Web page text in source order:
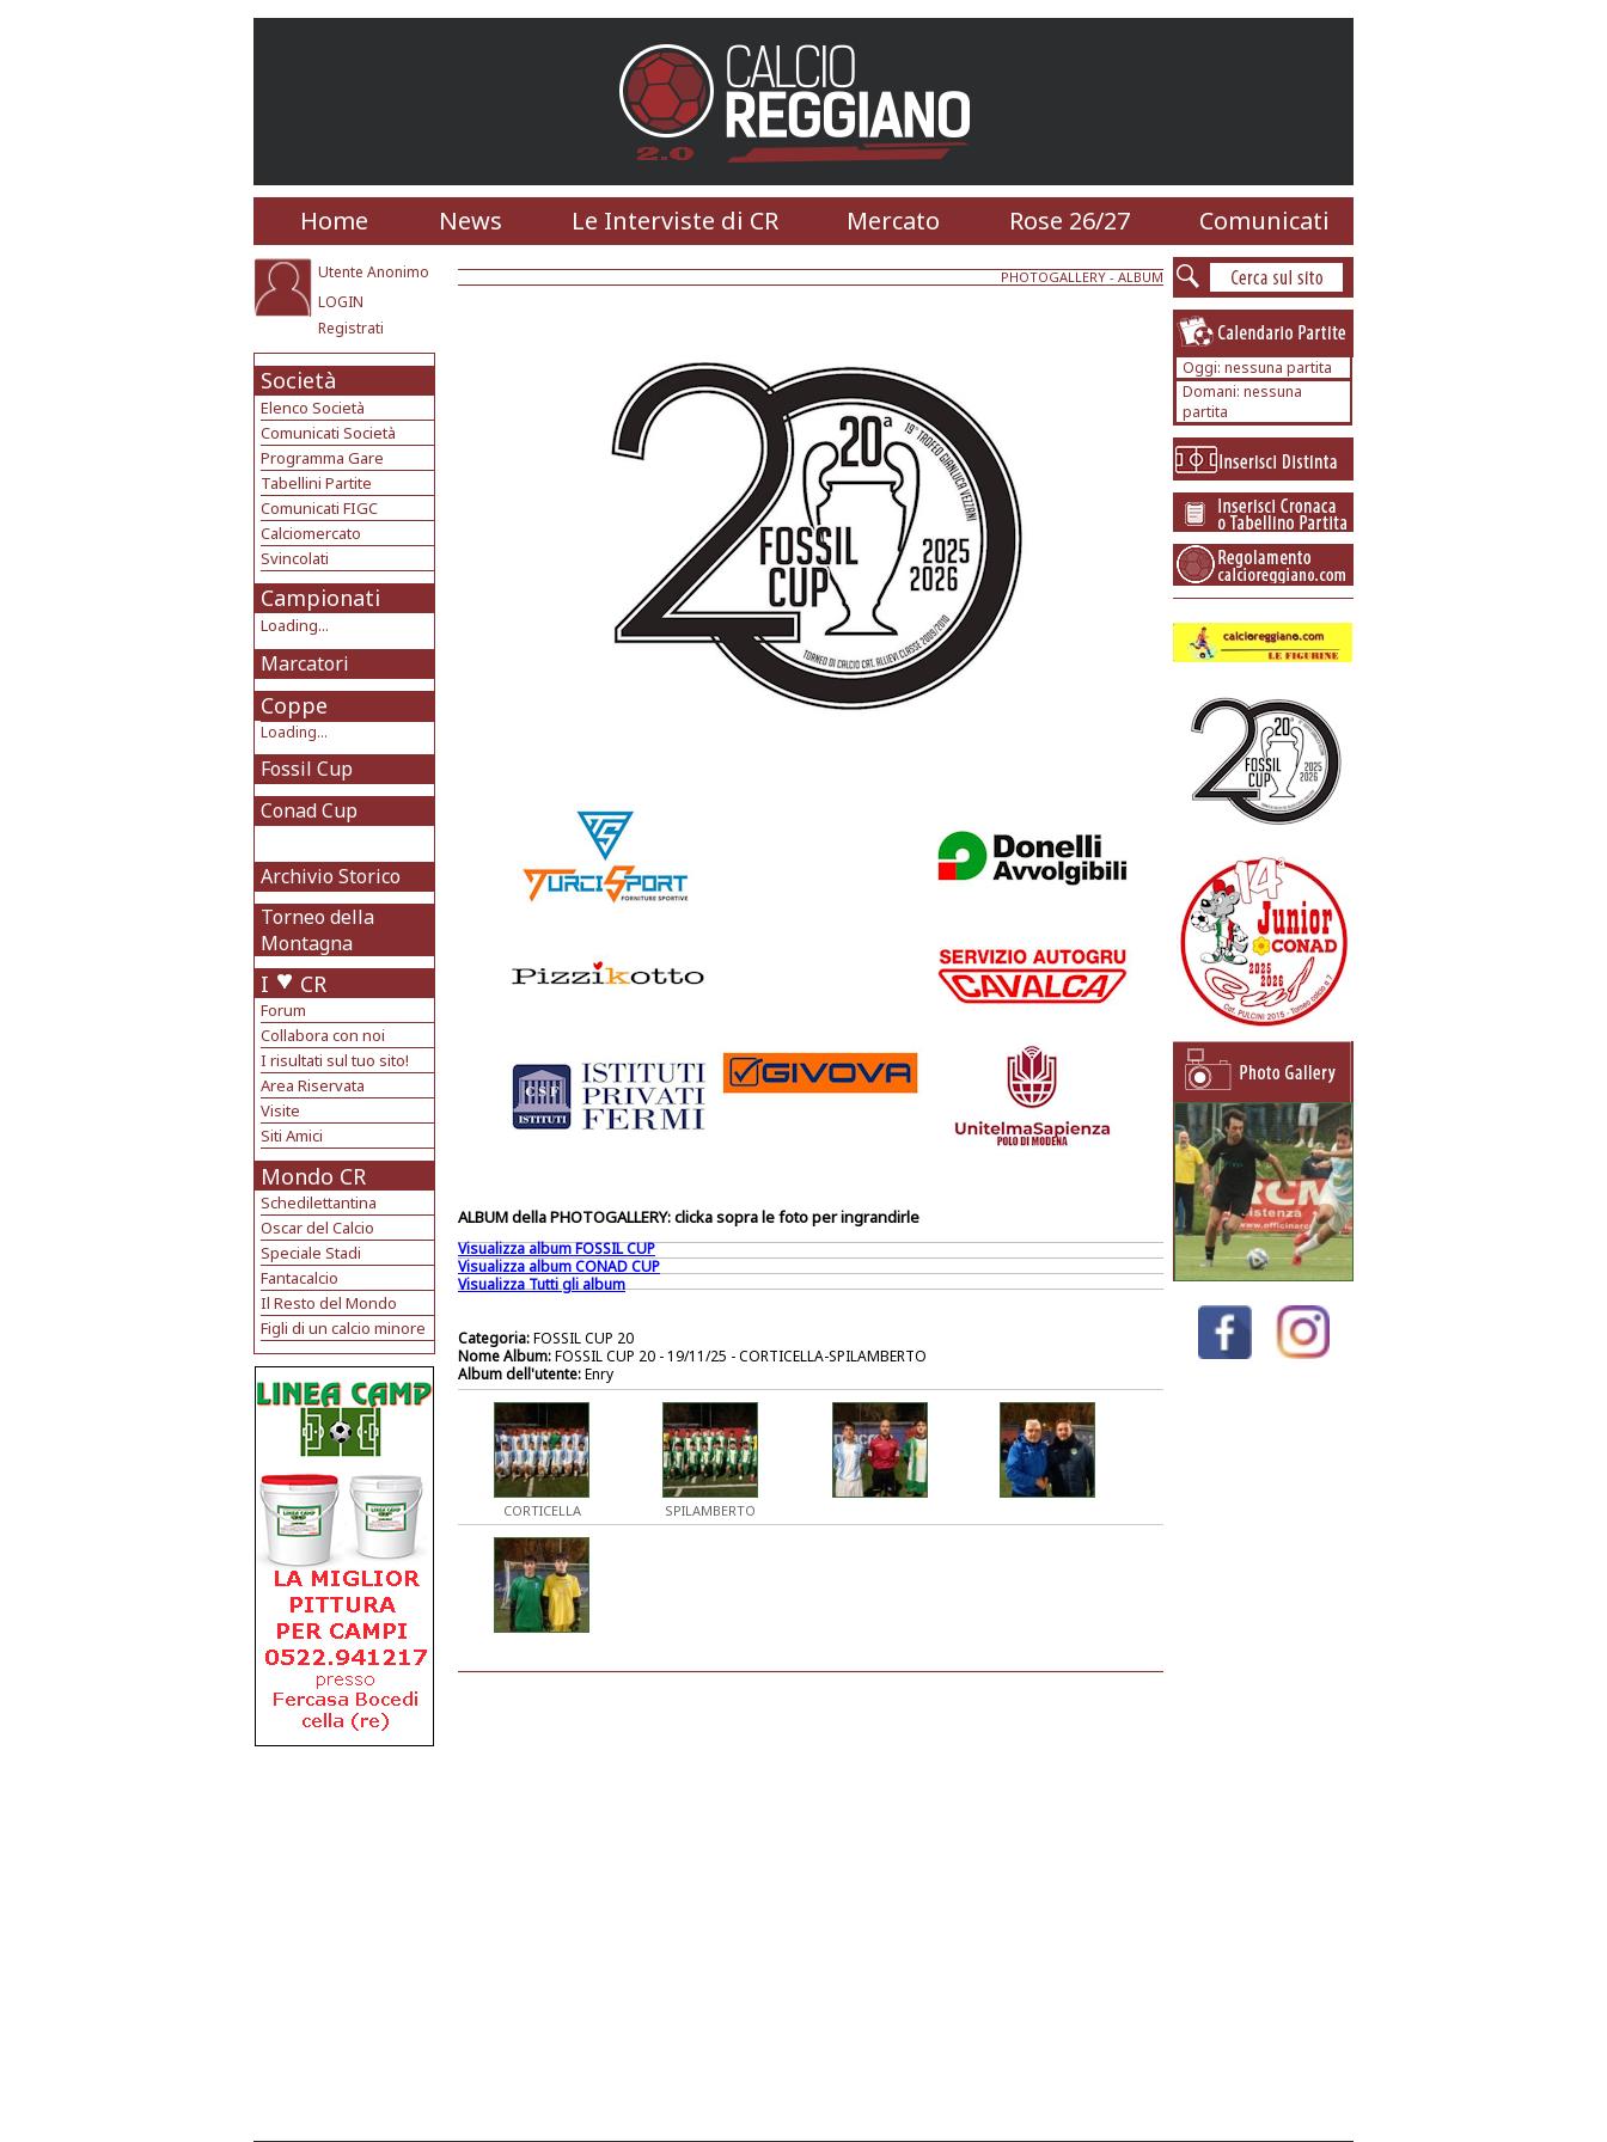
Home News Le Interviste di CR Mercato Rose 26/27 Comunicati
Utente Anonimo
LOGIN
Registrati
Società
Elenco Società
Comunicati Società
Programma Gare
Tabellini Partite
Comunicati FIGC
Calciomercato
Svincolati
Campionati
Loading...
Marcatori
Coppe
Loading...
Fossil Cup
Conad Cup
Archivio Storico
Torneo della
Montagna
I CR
Forum
Collabora con noi
I risultati sul tuo sito!
Area Riservata
Visite
Siti Amici
Mondo CR
Schedilettantina
Oscar del Calcio
Speciale Stadi
Fantacalcio
Il Resto del Mondo
Figli di un calcio minore
PHOTOGALLERY - ALBUM
ALBUM della PHOTOGALLERY: clicka sopra le foto per ingrandirle
Visualizza album FOSSIL CUP
Visualizza album CONAD CUP
Visualizza Tutti gli album
Categoria:FOSSIL CUP 20
Nome Album:FOSSIL CUP 20 - 19/11/25 - CORTICELLA-SPILAMBERTO
Album dell'utente:Enry
CORTICELLA SPILAMBERTO
Oggi: nessuna partita
Domani: nessuna
partita